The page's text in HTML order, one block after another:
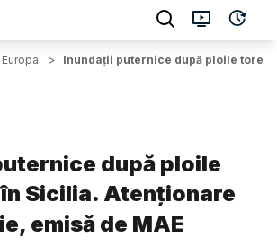
Europa > Inundații puternice după ploile
după ploile
Sicilia. Atenționare
emisă de MAE